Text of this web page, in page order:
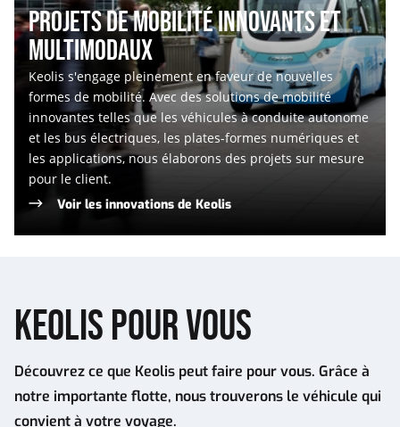
PROJETS DE MOBILITÉ INNOVANTS ET
MULTIMODAUX
Keolis s'engage pleinement en faveur de nouvelles
formes de mobilité. Avec des solutions de mobilité
innovantes telles que les véhicules à conduite autonome
et les bus électriques, les plates-formes numériques et
les applications, nous élaborons des projets sur mesure
pour le client.
Voir les innovations de Keolis
KEOLIS POUR VOUS
Découvrez ce que Keolis peut faire pour vous. Grâce à
notre importante flotte, nous trouverons le véhicule qui
convient à votre voyage.